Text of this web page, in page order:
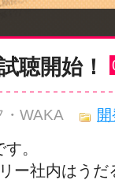
聴開始！
・WAKA
。
ー社内はうだ